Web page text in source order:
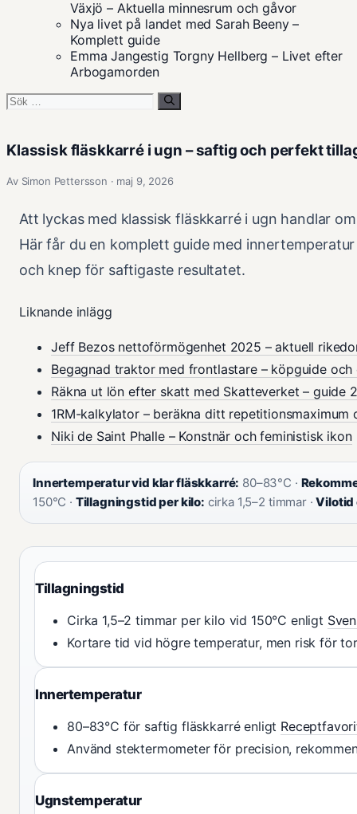
Växjö – Aktuella minnesrum och gåvor
Nya livet på landet med Sarah Beeny –
Komplett guide
Emma Jangestig Torgny Hellberg – Livet efter
Arbogamorden
Sök
Klassisk fläskkarré i ugn – saftig och perfekt
Av Simon Pettersson · maj 9, 2026
Att lyckas med klassisk fläskkarré i ugn handlar
Här får du en komplett guide med
och knep för saftigaste resultatet.
Liknande inlägg
Jeff Bezos nettoförmögenhet 2025 – aktuell
Begagnad traktor med frontlastare – köpguide och
Räkna ut lön efter skatt med Skatteverket – guide
1RM-kalkylator – beräkna ditt repetitionsmaximum
Niki de Saint Phalle – Konstnär och feministisk ikon
Innertemperatur vid klar fläskkarré: 80–83°C ·
150°C · Tillagningstid per kilo: cirka 1,5–2 timmar ·Vilotid
Tillagningstid
Cirka 1,5–2 timmar per kilo vid 150°C enligt
Kortare tid vid högre temperatur, men risk för
Innertemperatur
80–83°C för saftig fläskkarré enligt
Använd stektermometer för precision,
Ugnstemperatur